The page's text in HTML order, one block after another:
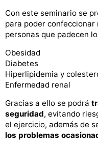
Con este seminario se
para poder
personas que padecen
Obesidad
Diabetes
Hiperlipidemia y
Enfermedad renal
Gracias a ello se podrá
seguridad, evitando
el ejercicio, además de
los problemas